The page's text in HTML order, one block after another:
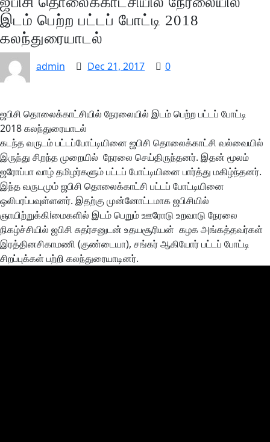
இடம் பெற்ற பட்டப் போட்டி 2018
கலந்துரையாடல்
admin Dec 21, 2017 0
ஜபிசி தொலைக்காட்சியில் நேரலையில் இடம் பெற்ற பட்டப் போட்டி
2018 கலந்துரையாடல்
கடந்த வருடம் பட்டப்போட்டியினை ஜபிசி தொலைக்காட்சி வல்வையில்
இருந்து சிறந்த முறையில் நேரலை செய்திருந்தனர். இதன் மூலம்
ஜரோப்பா வாழ் தமிழர்களும் பட்டப் போட்டியினை பார்த்து மகிழ்ந்தனர்.
இந்த வருடமும் ஜபிசி தொலைக்காட்சி பட்டப் போட்டியினை
ஒலிபரப்பவுள்ளனர். இதற்கு முன்னோட்டமாக ஜபிசியில்
ஞாயிற்றுக்கிiமைகளில் இடம் பெறும் ஊரோடு உறவாடு நேரலை
நிகழ்ச்சியில் ஜபிசி சுதர்சனுடன் உதயசூரியன் கழக அங்கத்தவர்கள்
இரத்தினசிகாமணி (குண்டையா), சங்கர் ஆகியோர் பட்டப் போட்டி
சிறப்புக்கள் பற்றி கலந்துரையாடினர்.